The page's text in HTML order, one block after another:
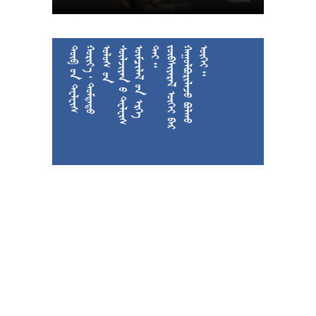

































































  






































 